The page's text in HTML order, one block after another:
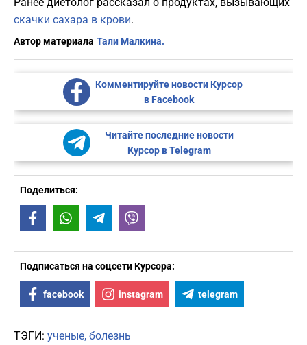
скачки сахара в крови.
Автор материала Тали Малкина.
Комментируйте новости Курсор
в Facebook
Читайте последние новости
Курсор в Telegram
Поделиться:
FacebookWhatsAppTelegram
Подписаться на соцсети Курсора:
facebook instagram telegram
ТЭГИ: ученые болезнь